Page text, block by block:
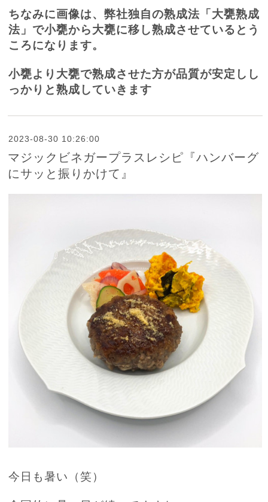
ちなみに画像は、弊社独自の熟成法「大甕熟成
法」で小甕から大甕に移し熟成させているとう
ころになります。
小甕より大甕で熟成させた方が品質が安定しし
っかりと熟成していきます
2023-08-30 10:26:00
マジックビネガープラスレシピ『ハンバーグ
にサッと振りかけて』
今日も暑い（笑）